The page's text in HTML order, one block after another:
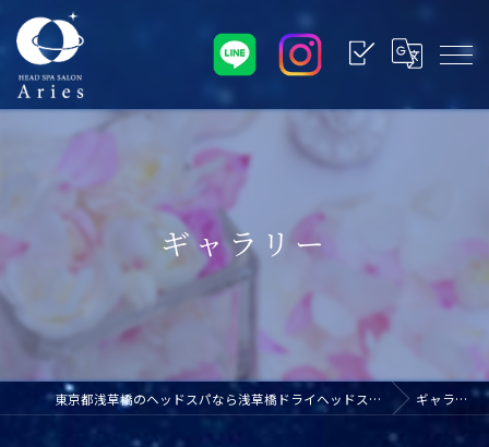
ギャラリー
東京都浅草橋のヘッドスパなら浅草橋ドライヘッドスパ専門店アリエス ギャラリー